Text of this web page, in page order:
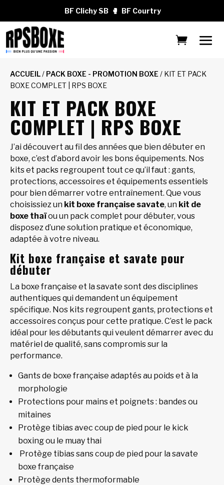
BF Clichy SB 🥊 BF Courtry
ACCUEIL/ PACK BOXE - PROMOTION BOXE / KIT ET PACK
BOXE COMPLET | RPS BOXE
KIT ET PACK BOXE
COMPLET | RPS BOXE
J’ai découvert au fil des années que bien débuter en
boxe, c’est d’abord avoir les bons équipements. Nos
kits et packs regroupent tout ce qu’il faut : gants,
protections, accessoires et équipements essentiels
pour bien démarrer votre entraînement. Que vous
choisissiez un kit boxe française savate, un kit de
boxe thaïou un pack complet pour débuter, vous
disposez d’une solution pratique et économique,
adaptée à votre niveau.
Kit boxe française et savate pour
débuter
La boxe française et la savate sont des disciplines
authentiques qui demandent un équipement
spécifique. Nos kits regroupent gants, protections et
accessoires conçus pour cette pratique. C’est le pack
idéal pour les débutants qui veulent démarrer avec du
matériel de qualité, sans compromis sur la
performance.
Gants de boxe française adaptés au poids et à la
morphologie
Protections pour mains et poignets : bandes ou
mitaines
Protège tibias avec coup de pied pour le kick
boxing ou le muay thai
Protège tibias sans coup de pied pour la savate
boxe française
Protège dents thermoformable